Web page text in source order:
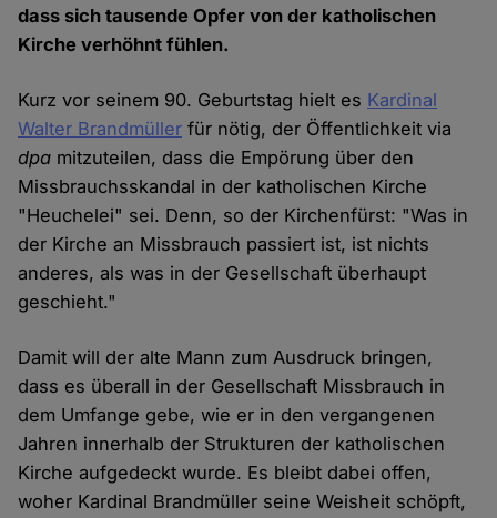
dass sich tausende Opfer von der katholischen
Kirche verhöhnt fühlen.
Kurz vor seinem 90. Geburtstag hielt es Kardinal
Walter Brandmüller für nötig, der Öffentlichkeit via
dpa mitzuteilen, dass die Empörung über den
Missbrauchsskandal in der katholischen Kirche
"Heuchelei" sei. Denn, so der Kirchenfürst: "Was in
der Kirche an Missbrauch passiert ist, ist nichts
anderes, als was in der Gesellschaft überhaupt
geschieht."
Damit will der alte Mann zum Ausdruck bringen,
dass es überall in der Gesellschaft Missbrauch in
dem Umfange gebe, wie er in den vergangenen
Jahren innerhalb der Strukturen der katholischen
Kirche aufgedeckt wurde. Es bleibt dabei offen,
woher Kardinal Brandmüller seine Weisheit schöpft,